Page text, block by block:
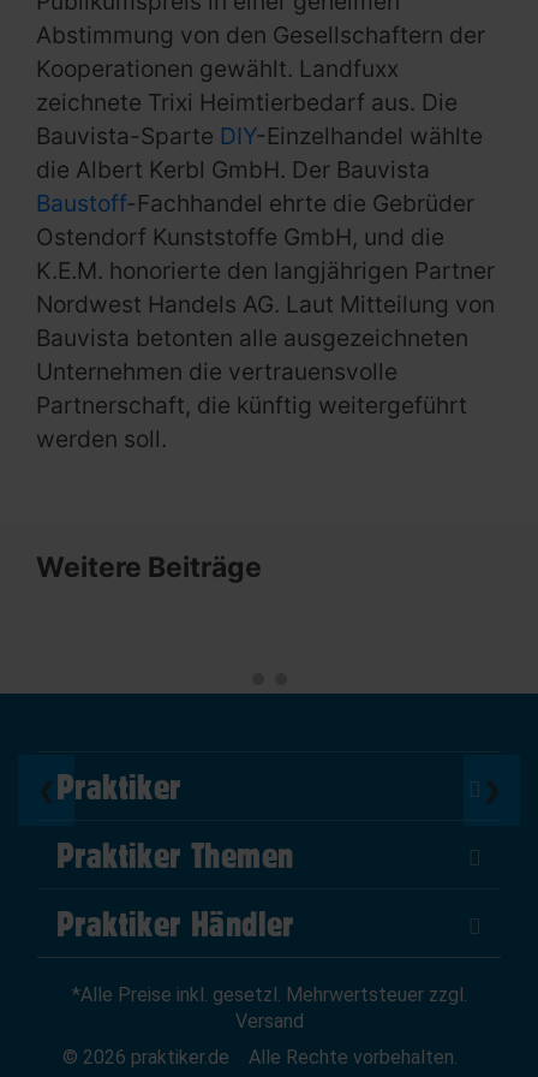
Abstimmung von den Gesellschaftern der
Kooperationen gewählt. Landfuxx
zeichnete Trixi Heimtierbedarf aus. Die
Bauvista-Sparte DIY-Einzelhandel wählte
die Albert Kerbl GmbH. Der Bauvista
Baustoff-Fachhandel ehrte die Gebrüder
Ostendorf Kunststoffe GmbH, und die
K.E.M. honorierte den langjährigen Partner
Nordwest Handels AG. Laut Mitteilung von
Bauvista betonten alle ausgezeichneten
Unternehmen die vertrauensvolle
Partnerschaft, die künftig weitergeführt
werden soll.
Weitere Beiträge
❮ ❯
Praktiker
Über Uns
Impressum
AGB
Widerrufsrecht
Praktiker Themen
DIY Helden
Marktplatz
News
Praktiker Händler
Zum Händler-Login
Affiliate Partnerprogramm
*Alle Preise inkl. gesetzl. Mehrwertsteuer zzgl.
Versand
© 2026 praktiker.de
Alle Rechte vorbehalten.